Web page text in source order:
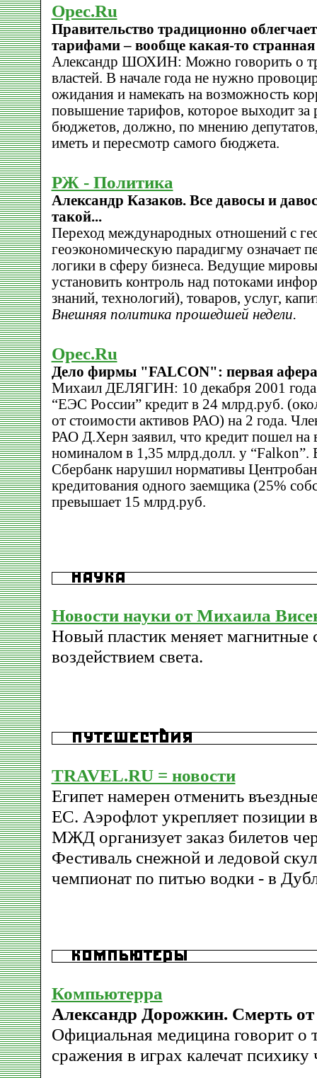
Opec.Ru
Правительство традиционно
тарифами – вообще какая-то
Александр ШОХИН: Можно говорить о
властей. В начале года не нужно
ожидания и намекать на возможность
повышение тарифов, которое выходит за
бюджетов, должно, по мнению депутатов,
иметь и пересмотр самого бюджета.
РЖ - Политика
Александр Казаков. Все давосы и
такой...
Переход международных отношений с
геоэкономическую парадигму означает
логики в сферу бизнеса. Ведущие
установить контроль над потоками
знаний, технологий), товаров, услуг,
Внешняя политика прошедшей недели.
Opec.Ru
Дело фирмы "FALCON": первая афера
Михаил ДЕЛЯГИН: 10 декабря 2001
“ЕЭС России” кредит в 24 млрд.руб.
от стоимости активов РАО) на 2 года.
РАО Д.Херн заявил, что кредит пошел на
номиналом в 1,35 млрд.долл. у “Falkon”.
Сбербанк нарушил нормативы
кредитования одного заемщика (25%
превышает 15 млрд.руб.
Новости науки от Михаила
Новый пластик меняет магнитные
воздействием света.
TRAVEL.RU = новости
Египет намерен отменить
ЕС. Аэрофлот укрепляет позиции
МЖД организует заказ билетов
Фестиваль снежной и ледовой
чемпионат по питью водки - в
Компьютерра
Александр Дорожкин. Смерть
Официальная медицина говорит о
сражения в играх калечат психику